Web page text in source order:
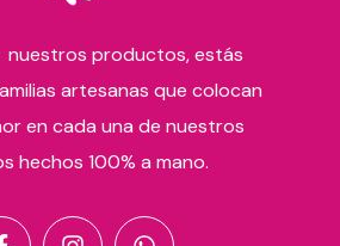
nuestros productos, estás
artesanas que colocan
en cada una de nuestros
hechos 100% a mano.